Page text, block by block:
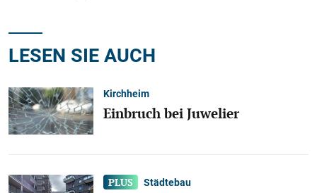
LESEN SIE AUCH
Kirchheim
Einbruch bei Juwelier
Städtebau